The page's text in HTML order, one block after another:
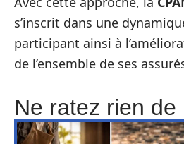
s’inscrit dans une
participant ainsi à
de l’ensemble de ses
Ne ratez rien de